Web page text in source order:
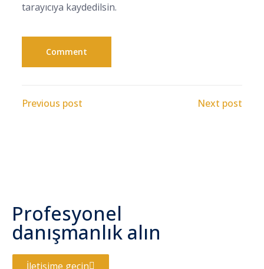
tarayıcıya kaydedilsin.
Previous post Next post
Profesyonel
danışmanlık alın
İletişime geçin